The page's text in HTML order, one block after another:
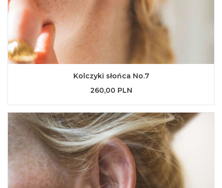
Kolczyki słońca No.7
260,00 PLN